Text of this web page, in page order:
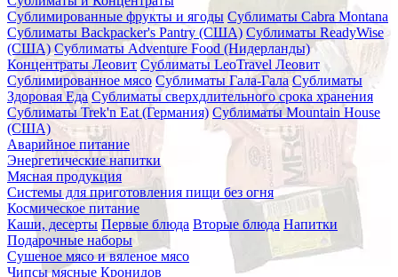
Сублимированные фрукты и ягоды Сублиматы Cabra Montana
Сублиматы Backpacker's Pantry (США) Сублиматы ReadyWise
(США) Сублиматы Adventure Food (Нидерланды)
Концентраты Леовит Сублиматы LeoTravel Леовит
Сублимированное мясо Сублиматы Гала-Гала Сублиматы
Здоровая Еда Сублиматы сверхдлительного срока хранения
Сублиматы Trek'n Eat (Германия) Сублиматы Mountain House
(США)
Аварийное питание
Энергетические напитки
Мясная продукция
Системы для приготовления пищи без огня
Космическое питание
Каши, десерты Первые блюда Вторые блюда Напитки
Подарочные наборы
Сушеное мясо и вяленое мясо
Чипсы мясные Кронидов